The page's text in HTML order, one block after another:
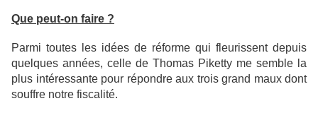
Que peut-on faire ?
Parmi toutes les idées de réforme qui fleurissent depuis
quelques années, celle de Thomas Piketty me semble la
plus intéressante pour répondre aux trois grand maux dont
souffre notre fiscalité.